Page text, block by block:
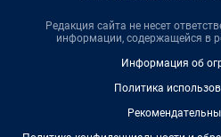
Редакция сайта не несет
информации, содержащейся в
Информация об
Политика